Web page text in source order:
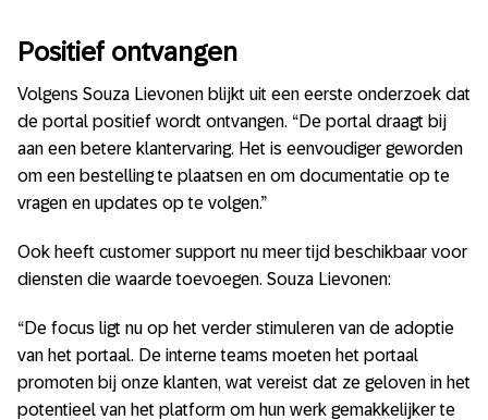
Positief ontvangen
Volgens Souza Lievonen blijkt uit een eerste onderzoek dat
de portal positief wordt ontvangen. “De portal draagt bij
aan een betere klantervaring. Het is eenvoudiger geworden
om een bestelling te plaatsen en om documentatie op te
vragen en updates op te volgen.”
Ook heeft customer support nu meer tijd beschikbaar voor
diensten die waarde toevoegen. Souza Lievonen:
“De focus ligt nu op het verder stimuleren van de adoptie
van het portaal. De interne teams moeten het portaal
promoten bij onze klanten, wat vereist dat ze geloven in het
potentieel van het platform om hun werk gemakkelijker te